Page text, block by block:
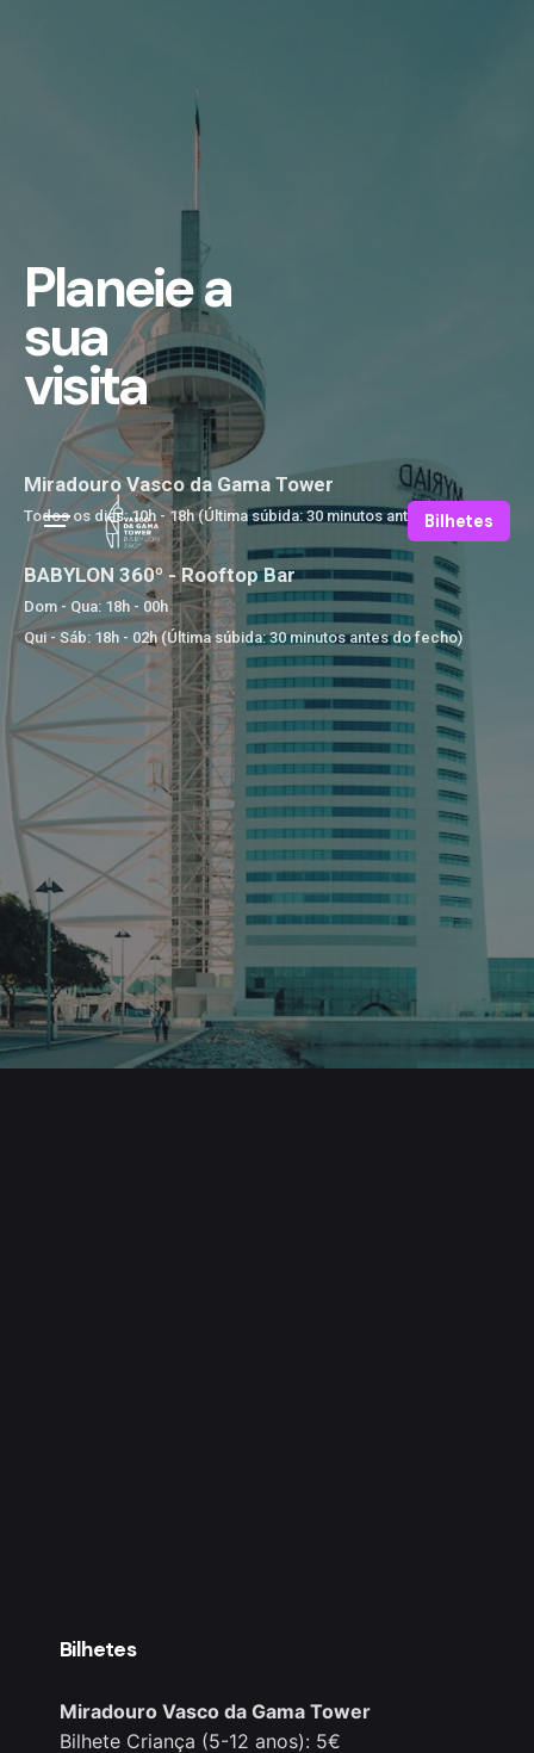
Bilhetes
Planeie a
sua
visita
Miradouro Vasco da Gama Tower
Todos os dias: 10h - 18h (Última súbida: 30 minutos antes do fecho)
BABYLON 360º - Rooftop Bar
Dom - Qua: 18h - 00h
Qui - Sáb: 18h - 02h (Última súbida: 30 minutos antes do fecho)
Bilhetes
Miradouro Vasco da Gama Tower
Bilhete Criança (5-12 anos): 5€